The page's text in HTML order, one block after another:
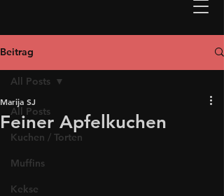
Beitrag
All Posts
Kuchen / Torten
Muffins
Kekse
All Posts
Feiner Apfelkuchen
Marija SJ